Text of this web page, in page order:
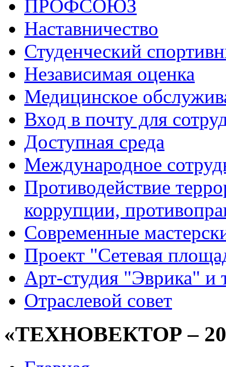
ПРОФСОЮЗ
Наставничество
Студенческий
Независимая оценка
Медицинское
Вход в почту для
Доступная среда
Международное
Противодействие
коррупции,
Современные
Проект "Сетевая
Арт-студия "Эврика" и
Отраслевой совет
«ТЕХНОВЕКТОР –